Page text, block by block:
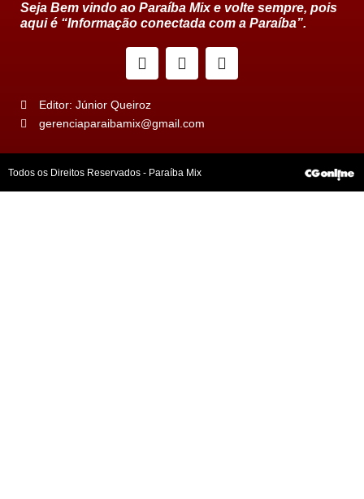
Seja Bem vindo ao Paraíba Mix e volte sempre, pois
aqui é “Informação conectada com a Paraíba”.
Editor: Júnior Queiroz
gerenciaparaibamix@gmail.com
Todos os Direitos Reservados - Paraíba Mix